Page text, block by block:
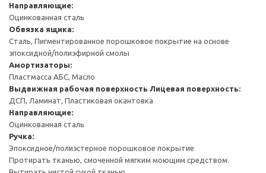
Направляющие:
Оцинкованная сталь
Обвязка ящика:
Сталь, Пигментированное порошковое покрытие на основе
эпоксидной/полиэфирной смолы
Амортизаторы:
Пластмасса АБС, Масло
Выдвижная рабочая поверхность Лицевая поверхность:
ДСП, Ламинат, Пластиковая окантовка
Направляющие:
Оцинкованная сталь
Ручка:
Эпоксидное/полиэстерное порошковое покрытие
Протирать тканью, смоченной мягким моющим средством.